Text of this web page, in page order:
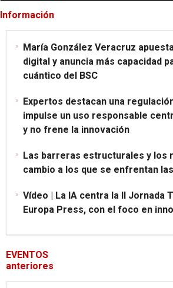
Información
María González Veracruz
digital y anuncia más capacidad
cuántico del BSC
Expertos destacan una
impulse un uso responsable
y no frene la innovación
Las barreras estructurales y los
cambio a los que se enfrentan
Vídeo | La IA centra la II Jornada
Europa Press, con el foco en
EVENTOS
anteriores